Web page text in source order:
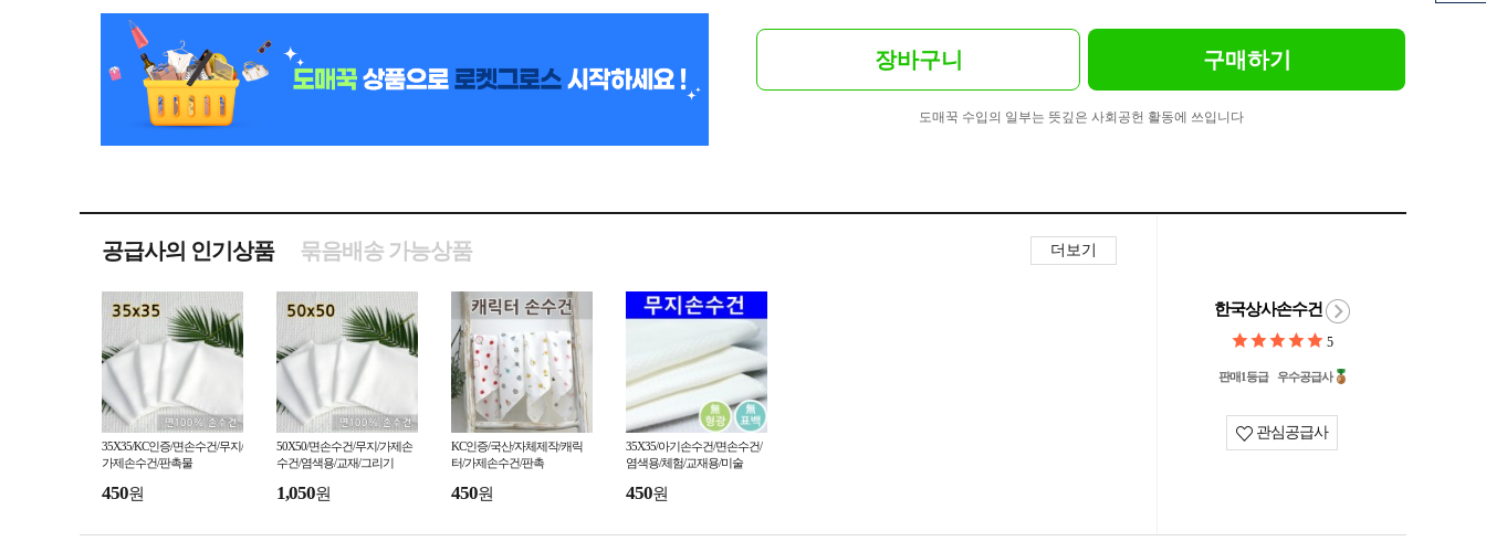
장바구니 구매하기
도매꾹 수입의 일부는 뜻깊은 사회공헌 활동에 쓰입니다
공급사의 인기상품 더보기
묶음배송 가능상품
35X35/KC인증/면손수건/무지/
가제손수건/판촉물
450원
50X50/면손수건/무지/가제손
수건/염색용/교재/그리기
1,050원
KC인증/국산/자체제작/캐릭
터/가제손수건/판촉
450원
35X35/아기손수건/면손수건/
염색용/체험/교재용/미술
450원
한국상사손수건
5
판매1등급 우수공급사
관심공급사